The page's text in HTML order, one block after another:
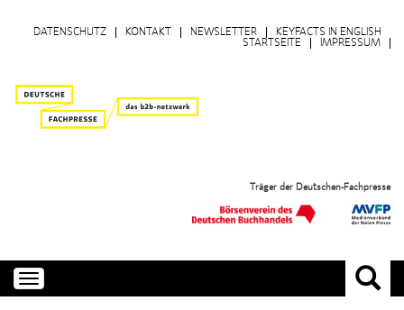
KEYFACTS IN ENGLISH
NEWSLETTER
KONTAKT
DATENSCHUTZ
IMPRESSUM
STARTSEITE
Träger der Deutschen-Fachpresse
Toggle
navigation